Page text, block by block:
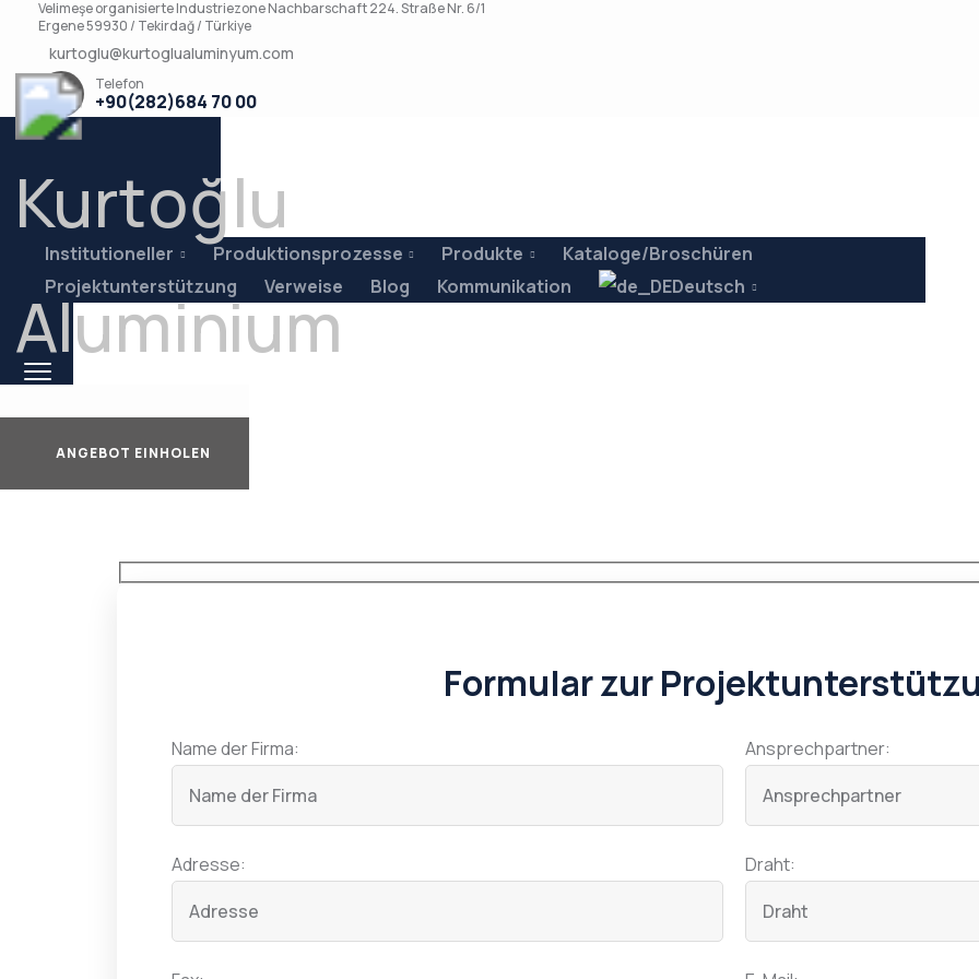
Velimeşe organisierte Industriezone Nachbarschaft 224. Straße Nr. 6/1
Ergene 59930 / Tekirdağ / Türkiye
kurtoglu@kurtoglualuminyum.com
Telefon
+90(282)684 70 00
Institutioneller Produktionsprozesse Produkte
Kataloge/Broschüren
Projektunterstützung
Verweise Blog Kommunikation Deutsch
ANGEBOT EINHOLEN
Formular zur
Name der Firma: Ansprechpartner:
Adresse: Draht: